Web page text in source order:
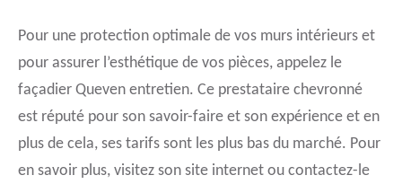
Pour une protection optimale de vos murs intérieurs et
pour assurer l’esthétique de vos pièces, appelez le
façadier Queven entretien. Ce prestataire chevronné
est réputé pour son savoir-faire et son expérience et en
plus de cela, ses tarifs sont les plus bas du marché. Pour
en savoir plus, visitez son site internet ou contactez-le